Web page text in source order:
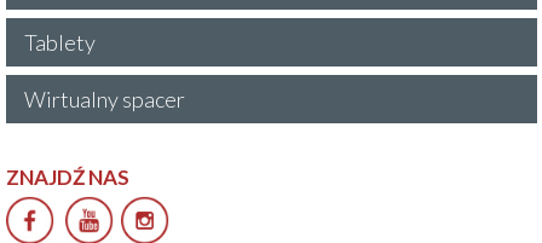
Tablety
Wirtualny spacer
ZNAJDŹ NAS